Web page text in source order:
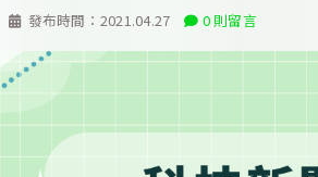
發布時間： 2021.04.27 0 則留言